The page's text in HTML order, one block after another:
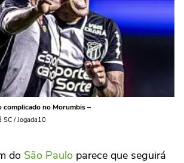
complicado no Morumbis –
SC / Jogada10
do São Paulo parece que seguirá